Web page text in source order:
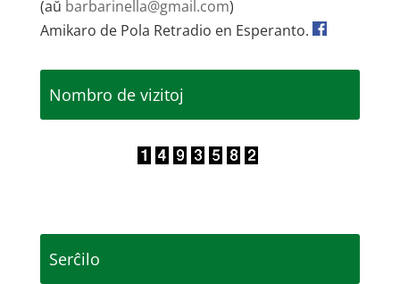
(aŭ barbarinella@gmail.com)
Amikaro de Pola Retradio en Esperanto.
Nombro de vizitoj
Serĉilo